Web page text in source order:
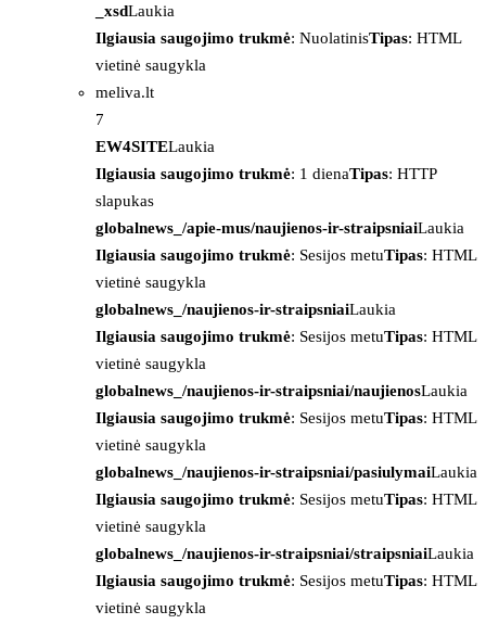
_xsdLaukia
Ilgiausia saugojimo trukmė: NuolatinisTipas: HTML
vietinė saugykla
meliva.lt
7
EW4SITELaukia
Ilgiausia saugojimo trukmė: 1 dienaTipas: HTTP
slapukas
globalnews_/apie-mus/naujienos-ir-straipsniaiLaukia
Ilgiausia saugojimo trukmė: Sesijos metuTipas: HTML
vietinė saugykla
globalnews_/naujienos-ir-straipsniaiLaukia
Ilgiausia saugojimo trukmė: Sesijos metuTipas: HTML
vietinė saugykla
globalnews_/naujienos-ir-straipsniai/naujienosLaukia
Ilgiausia saugojimo trukmė: Sesijos metuTipas: HTML
vietinė saugykla
globalnews_/naujienos-ir-straipsniai/pasiulymaiLaukia
Ilgiausia saugojimo trukmė: Sesijos metuTipas: HTML
vietinė saugykla
globalnews_/naujienos-ir-straipsniai/straipsniaiLaukia
Ilgiausia saugojimo trukmė: Sesijos metuTipas: HTML
vietinė saugykla